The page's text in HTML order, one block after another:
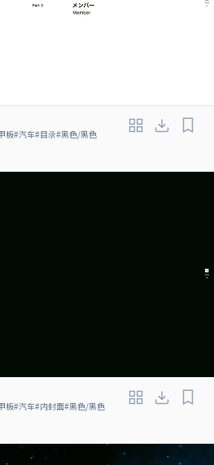
板#汽车#目录#黑色/黑色
板#汽车#内封面#黑色/黑色